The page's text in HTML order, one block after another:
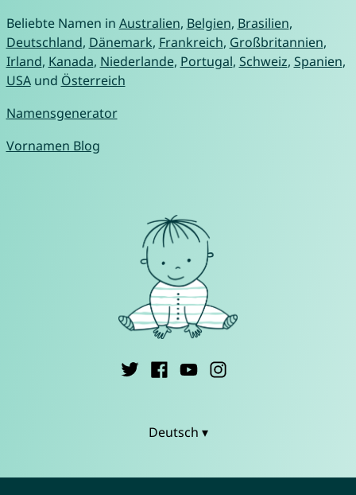
Beliebte Namen in Australien, Belgien, Brasilien,
Deutschland, Dänemark, Frankreich, Großbritannien,
Irland, Kanada, Niederlande, Portugal, Schweiz, Spanien,
USAund Österreich
Namensgenerator
Vornamen Blog
Deutsch ▾